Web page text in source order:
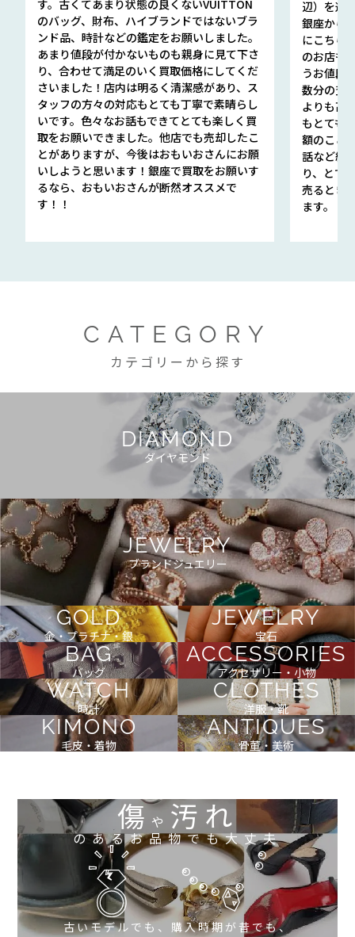
す。古くてあまり状態の良くないVUITTON
のバッグ、財布、ハイブランドではないブラ
ンド品、時計などの鑑定をお願いしました。
あまり値段が付かないものも親身に見て下さ
り、合わせて満足のいく買取価格にしてくだ
さいました！店内は明るく清潔感があり、ス
タッフの方々の対応もとても丁寧で素晴らし
いです。色々なお話もできてとても楽しく買
取をお願いできました。他店でも売却したこ
とがありますが、今後はおもいおさんにお願
いしようと思います！銀座で買取をお願いす
るなら、おもいおさんが断然オススメで
す！！
辺）を選
銀座から
にこちら
のお店も
うお値段
数分の査
よりも高
もとても
額のこと
話など細
り、とて
売るとき
ます。
CATEGORY
カテゴリーから探す
DIAMOND
ダイヤモンド
JEWELRY
ブランドジュエリー
GOLD
金・プラチナ・銀
JEWELRY
宝石
BAG
バッグ
ACCESSORIES
アクセサリー・小物
WATCH
時計
CLOTHES
洋服・靴
KIMONO
毛皮・着物
ANTIQUES
骨董・美術
傷や 汚れ
のあるお品物でも大丈夫
古いモデルでも、購入時期が昔でも、